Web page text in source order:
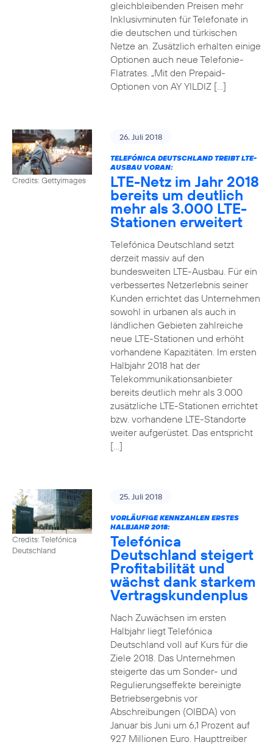
gleichbleibenden Preisen mehr
Inklusivminuten für Telefonate in
die deutschen und türkischen
Netze an. Zusätzlich erhalten einige
Optionen auch neue Telefonie-
Flatrates. „Mit den Prepaid-
Optionen von AY YILDIZ […]
Credits: Gettyimages
26. Juli 2018
TELEFÓNICA DEUTSCHLAND TREIBT LTE-
AUSBAU VORAN:
LTE-Netz im Jahr 2018
bereits um deutlich
mehr als 3.000 LTE-
Stationen erweitert
Telefónica Deutschland setzt
derzeit massiv auf den
bundesweiten LTE-Ausbau. Für ein
verbessertes Netzerlebnis seiner
Kunden errichtet das Unternehmen
sowohl in urbanen als auch in
ländlichen Gebieten zahlreiche
neue LTE-Stationen und erhöht
vorhandene Kapazitäten. Im ersten
Halbjahr 2018 hat der
Telekommunikationsanbieter
bereits deutlich mehr als 3.000
zusätzliche LTE-Stationen errichtet
bzw. vorhandene LTE-Standorte
weiter aufgerüstet. Das entspricht
[…]
Credits: Telefónica
Deutschland
25. Juli 2018
VORLÄUFIGE KENNZAHLEN ERSTES
HALBJAHR 2018:
Telefónica
Deutschland steigert
Profitabilität und
wächst dank starkem
Vertragskundenplus
Nach Zuwächsen im ersten
Halbjahr liegt Telefónica
Deutschland voll auf Kurs für die
Ziele 2018. Das Unternehmen
steigerte das um Sonder- und
Regulierungseffekte bereinigte
Betriebsergebnis vor
Abschreibungen (OIBDA) von
Januar bis Juni um 6,1 Prozent auf
927 Millionen Euro. Haupttreiber